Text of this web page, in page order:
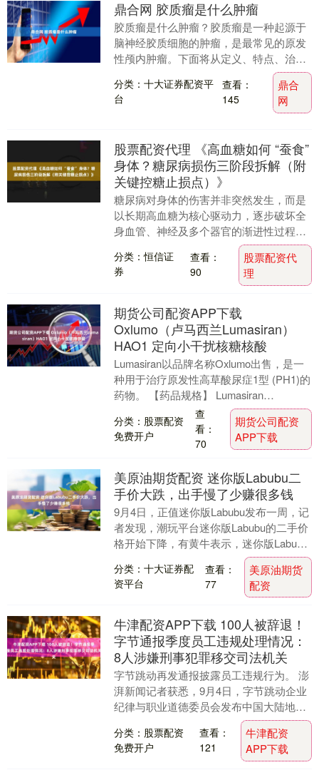
鼎合网 胶质瘤是什么肿瘤
胶质瘤是什么肿瘤？胶质瘤是一种起源于
脑神经胶质细胞的肿瘤，是最常见的原发
性颅内肿瘤。下面将从定义、特点、治疗
等方面对胶质瘤进行简单说明。胶质瘤由
脑神经胶质细胞发....
分类：十大证券配资平
台
查看：
145
鼎合
网
股票配资代理 《高血糖如何 “蚕食”
身体？糖尿病损伤三阶段拆解（附
关键控糖止损点）》
糖尿病对身体的伤害并非突然发生，而是
以长期高血糖为核心驱动力，逐步破坏全
身血管、神经及多个器官的渐进性过程。
根据损伤程度和临床表现，可大致分为
「早期隐匿期」「中....
分类：恒信证
券
查看：
90
股票配资代
理
期货公司配资APP下载
Oxlumo（卢马西兰Lumasiran）
HAO1 定向小干扰核糖核酸
Lumasiran以品牌名称Oxlumo出售，是一
种用于治疗原发性高草酸尿症1型 (PH1)的
药物。 【药品规格】 Lumasiran
分类：股票配资
免费开户
查
看：
70
期货公司配资
APP下载
美原油期货配资 迷你版Labubu二
手价大跌，出手慢了少赚很多钱
9月4日，正值迷你版Labubu发布一周，记
者发现，潮玩平台迷你版Labubu的二手价
格开始下降，有黄牛表示，迷你版Labubu
的价格后劲没有第三代Labubu....
分类：十大证券配
资平台
查看：
77
美原油期货
配资
牛津配资APP下载 100人被辞退！
字节通报季度员工违规处理情况：
8人涉嫌刑事犯罪移交司法机关
字节跳动再发通报披露员工违规行为。 澎
湃新闻记者获悉，9月4日，字节跳动企业
纪律与职业道德委员会发布中国大陆地区
2025年3号通报，披露二季度员工违规处
理情况。....
分类：股票配资
免费开户
查看：
121
牛津配资
APP下载